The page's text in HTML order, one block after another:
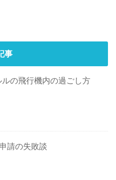
事
の飛行機内の過ごし方
請の失敗談